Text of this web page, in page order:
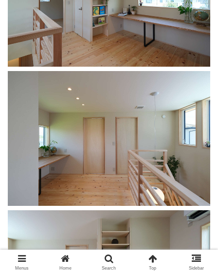
Menus Home Search Top Sidebar